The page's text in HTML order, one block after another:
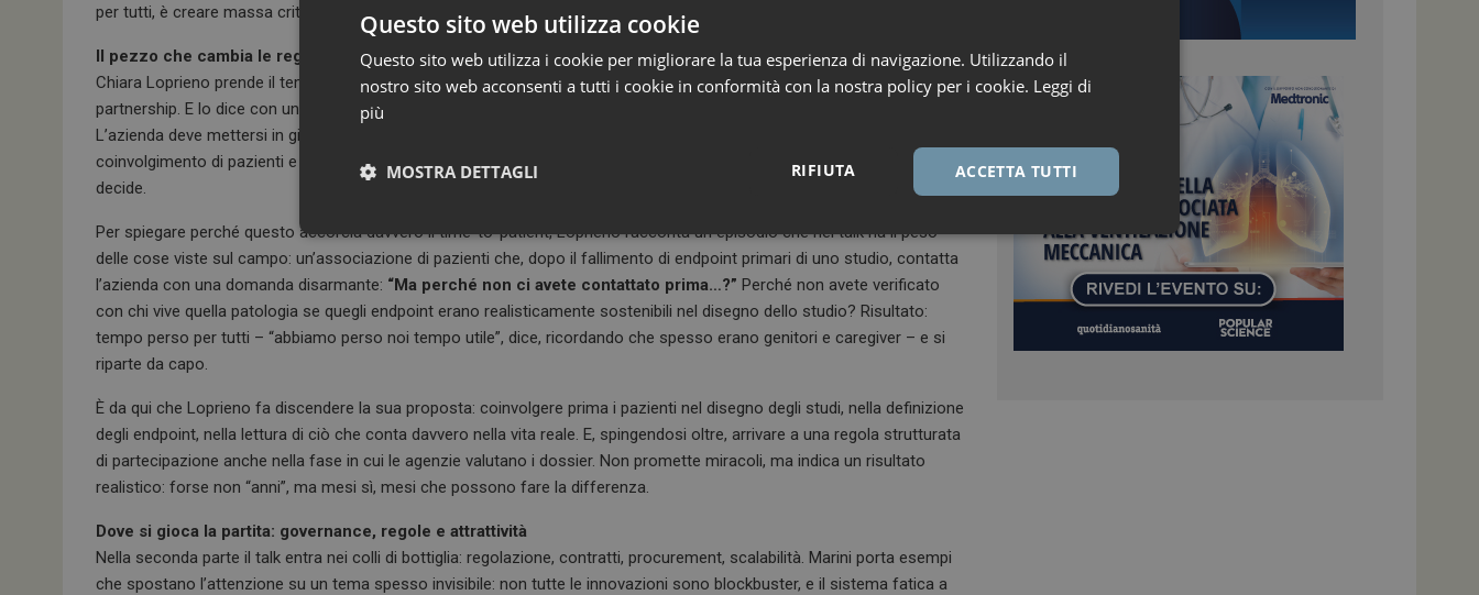
per tutti, è creare massa critica e punti di contatto stabili, non episodici.
Il pezzo che cambia le regole del gioco: pazienti dentro, non “a valle”
Chiara Loprieno prende il tema dal lato più spesso invocato e meno spesso strutturato: il ruolo dei pazienti nelle
partnership. E lo dice con una premessa netta: nella vera open innovation non bastano “criteri”, servono
L’azienda deve mettersi in gioco rivedendo le modalità decisionali interne e, soprattutto, rendendo strutturale il
coinvolgimento di pazienti e associazioni: non come gesto di ascolto, ma come parte del modo in cui si progetta e si
decide.
Per spiegare perché questo accorcia davvero il time-to-patient, Loprieno racconta un episodio che nel talk ha il peso
delle cose viste sul campo: un’associazione di pazienti che, dopo il fallimento di endpoint primari di uno studio, contatta
l’azienda con una domanda disarmante: “Ma perché non ci avete contattato prima…?” Perché non avete verificato
con chi vive quella patologia se quegli endpoint erano realisticamente sostenibili nel disegno dello studio? Risultato:
tempo perso per tutti – “abbiamo perso noi tempo utile”, dice, ricordando che spesso erano genitori e caregiver – e si
riparte da capo.
È da qui che Loprieno fa discendere la sua proposta: coinvolgere prima i pazienti nel disegno degli studi, nella definizione
degli endpoint, nella lettura di ciò che conta davvero nella vita reale. E, spingendosi oltre, arrivare a una regola strutturata
di partecipazione anche nella fase in cui le agenzie valutano i dossier. Non promette miracoli, ma indica un risultato
realistico: forse non “anni”, ma mesi sì, mesi che possono fare la differenza.
Dove si gioca la partita: governance, regole e attrattività
Nella seconda parte il talk entra nei colli di bottiglia: regolazione, contratti, procurement, scalabilità. Marini porta esempi
che spostano l’attenzione su un tema spesso invisibile: non tutte le innovazioni sono blockbuster, e il sistema fatica a
Questo sito web utilizza cookie
Questo sito web utilizza i cookie per migliorare la tua esperienza di navigazione. Utilizzando il
nostro sito web acconsenti a tutti i cookie in conformità con la nostra policy per i cookie. Leggi di
più
ACCETTA TUTTI
RIFIUTA
MOSTRA DETTAGLI
Necessari Marketing
I cookie necessari contribuiscono a rendere fruibile il sito web abilitandone funzionalità di base quali la navigazione sulle pagine
e l'accesso alle aree protette del sito. Il sito web non è in grado di funzionare correttamente senza questi cookie.
NOME
FORNITORE / DOMINIO
.dailyhealthindustry.it
Questo cookie viene utilizzato per distinguere utenti
unici assegnando un numero generato in modo casuale